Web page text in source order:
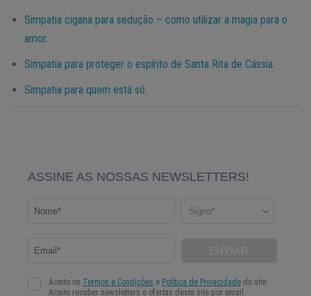
Simpatia cigana para sedução – como utilizar a magia para o
amor.
Simpatia para proteger o espírito de Santa Rita de Cássia.
Simpatia para quem está só.